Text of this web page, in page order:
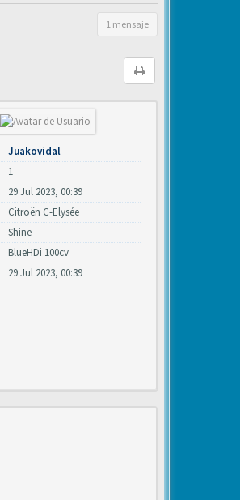
1 mensaje
Juakovidal
1
29 Jul 2023, 00:39
Citroën C-Elysée
Shine
BlueHDi 100cv
29 Jul 2023, 00:39